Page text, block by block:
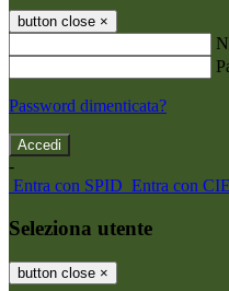
button close ×
Password dimenticata?
-
Entra con SPID Entra con CIE
Seleziona utente
button close ×